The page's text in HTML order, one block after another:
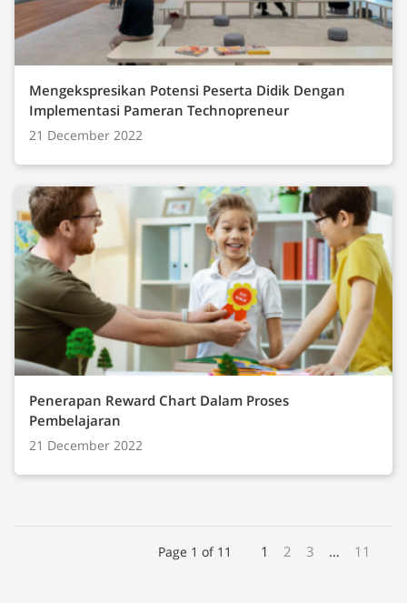
Mengekspresikan Potensi Peserta Didik Dengan
Implementasi Pameran Technopreneur
21 December 2022
Penerapan Reward Chart Dalam Proses
Pembelajaran
21 December 2022
Page 1 of 11 1 2 3 … 11